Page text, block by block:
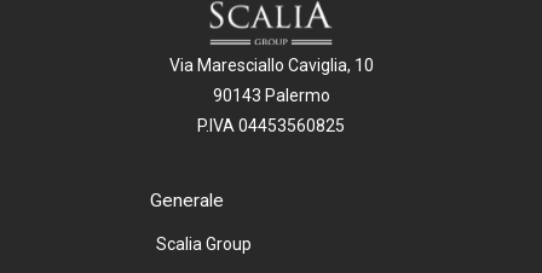
Via Maresciallo Caviglia, 10
90143 Palermo
P.IVA 04453560825
Generale
Scalia Group